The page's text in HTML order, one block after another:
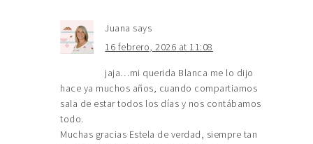
Juana says
16 febrero, 2026 at 11:08
jaja…mi querida Blanca me lo dijo
hace ya muchos años, cuando compartiamos
sala de estar todos los días y nos contábamos
todo.
Muchas gracias Estela de verdad, siempre tan